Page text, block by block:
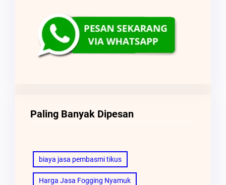
Paling Banyak Dipesan
biaya jasa pembasmi tikus
Harga Jasa Fogging Nyamuk